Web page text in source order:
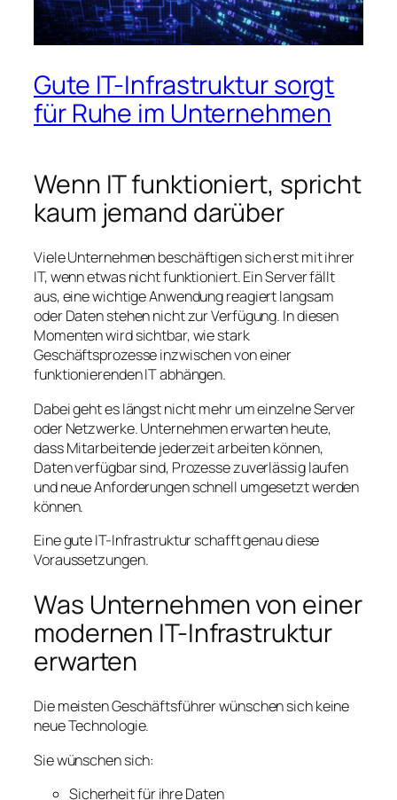
Gute IT-Infrastruktur sorgt
für Ruhe im Unternehmen
Wenn IT funktioniert, spricht
kaum jemand darüber
Viele Unternehmen beschäftigen sich erst mit ihrer
IT, wenn etwas nicht funktioniert. Ein Server fällt
aus, eine wichtige Anwendung reagiert langsam
oder Daten stehen nicht zur Verfügung. In diesen
Momenten wird sichtbar, wie stark
Geschäftsprozesse inzwischen von einer
funktionierenden IT abhängen.
Dabei geht es längst nicht mehr um einzelne Server
oder Netzwerke. Unternehmen erwarten heute,
dass Mitarbeitende jederzeit arbeiten können,
Daten verfügbar sind, Prozesse zuverlässig laufen
und neue Anforderungen schnell umgesetzt werden
können.
Eine gute IT-Infrastruktur schafft genau diese
Voraussetzungen.
Was Unternehmen von einer
modernen IT-Infrastruktur
erwarten
Die meisten Geschäftsführer wünschen sich keine
neue Technologie.
Sie wünschen sich:
Sicherheit für ihre Daten